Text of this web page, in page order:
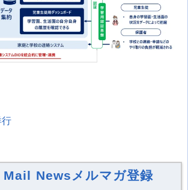
行
Mail Newsメルマガ登録